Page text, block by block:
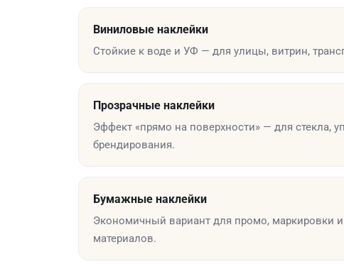
Виниловые наклейки
Стойкие к воде и УФ — для улицы, витрин,
Прозрачные наклейки
Эффект «прямо на поверхности» — для стекла,
брендирования.
Бумажные наклейки
Экономичный вариант для промо, маркировки
материалов.